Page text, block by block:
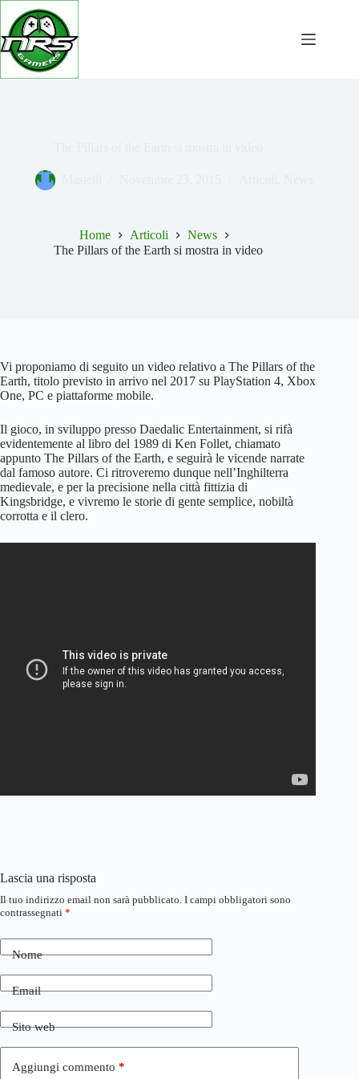
Salta
contenuto
Home Articoli
News
The Pillars of the Earth si mostra in video
Vi proponiamo di seguito un video relativo a The Pillars of the
Earth, titolo previsto in arrivo nel 2017 su PlayStation 4, Xbox
One, PC e piattaforme mobile.
Il gioco, in sviluppo presso Daedalic Entertainment, si rifà
evidentemente al libro del 1989 di Ken Follet, chiamato
appunto The Pillars of the Earth, e seguirà le vicende narrate
dal famoso autore. Ci ritroveremo dunque nell’Inghilterra
medievale, e per la precisione nella città fittizia di
Kingsbridge, e vivremo le storie di gente semplice, nobiltà
corrotta e il clero.
Lascia una risposta
Il tuo indirizzo email non sarà pubblicato. I campi obbligatori sono
contrassegnati *
Nome
Email
Sito web
Aggiungi commento *